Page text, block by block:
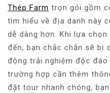
Thép Farm trọn gói gồm
tìm hiểu về địa danh này
dễ dàng hơn. Khi lựa
đến, bạn chắc chắn sẽ bị
động trải nghiệm độc
trường hợp cần thêm
đặt tour nhanh chóng,